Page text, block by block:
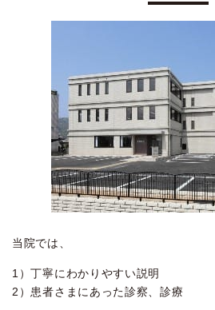
当院では、
1）丁寧にわかりやすい説明
2）患者さまにあった診察、診療